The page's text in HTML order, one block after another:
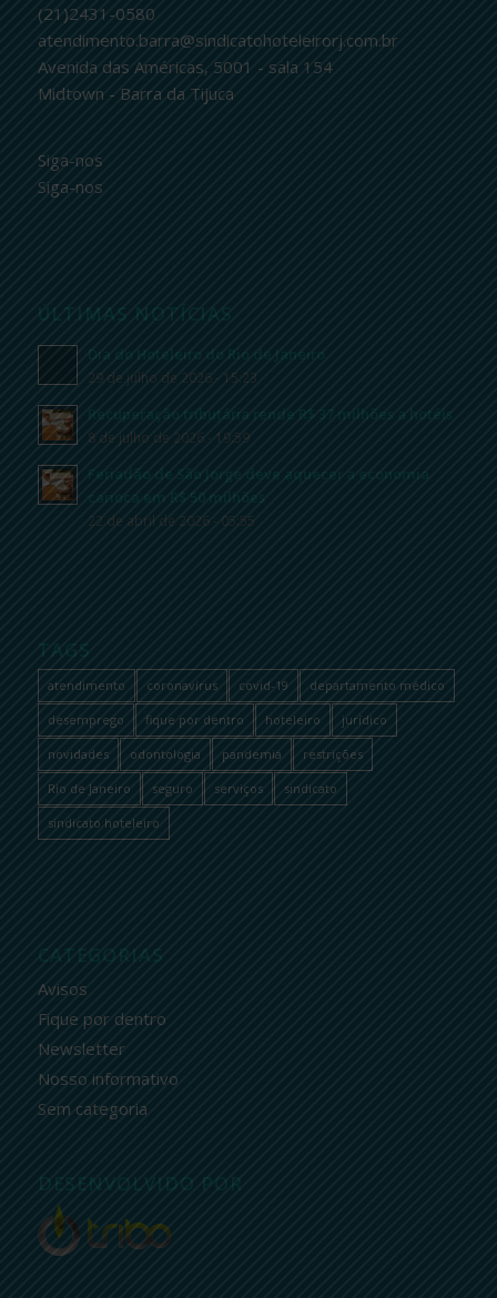
(21)2431-0580
atendimento.barra@sindicatohoteleirorj.com.br
Avenida das Américas, 5001 - sala 154
Midtown - Barra da Tijuca
Siga-nos
Siga-nos
ÚLTIMAS NOTÍCIAS
Dia do Hoteleiro do Rio de Janeiro
29 de julho de 2026 - 15:23
Recuperação tributária rende R$ 37 milhões a hotéis
8 de julho de 2026 - 19:59
Feriadão de São Jorge deve aquecer a economia
carioca em R$ 50 milhões
22 de abril de 2026 - 05:55
TAGS
atendimento coronavírus covid-19 departamento médico
desemprego fique por dentro hoteleiro jurídico
novidades odontologia pandemia restrições
Rio de Janeiro seguro serviços sindicato
sindicato hoteleiro
CATEGORIAS
Avisos
Fique por dentro
Newsletter
Nosso informativo
Sem categoria
DESENVOLVIDO POR